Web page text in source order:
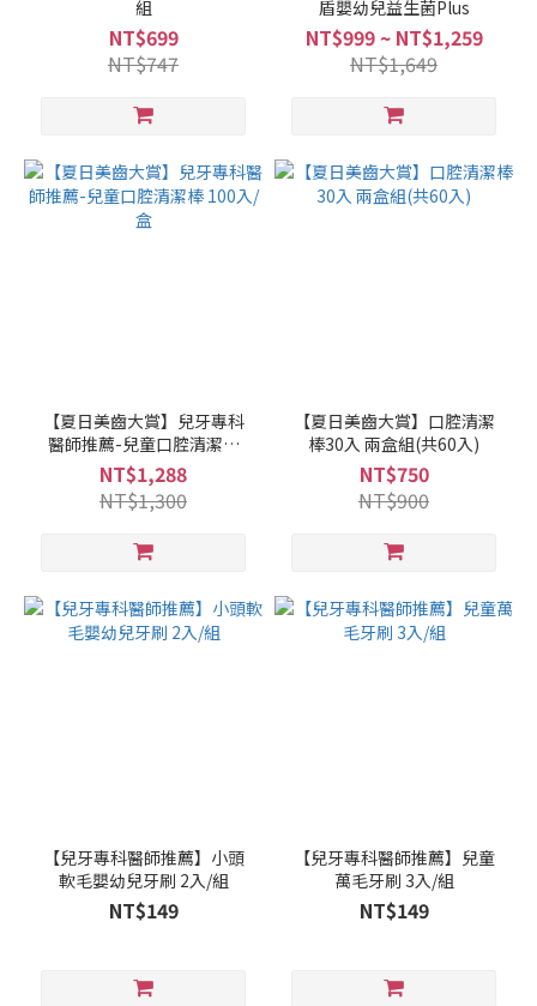
組
NT$699
NT$747
盾嬰幼兒益生菌Plus
NT$999 ~ NT$1,259
NT$1,649
【夏日美齒大賞】兒牙專科
醫師推薦-兒童口腔清潔棒
100入/盒
NT$1,288
NT$1,300
【夏日美齒大賞】口腔清潔
棒30入 兩盒組(共60入)
NT$750
NT$900
【兒牙專科醫師推薦】小頭
軟毛嬰幼兒牙刷 2入/組
NT$149
【兒牙專科醫師推薦】兒童
萬毛牙刷 3入/組
NT$149